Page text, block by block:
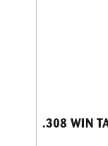
.308 WIN